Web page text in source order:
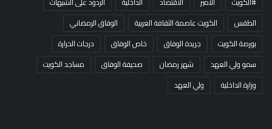
الطقس
الكويت عاصمة الثقافة العربية
الوفاق الرمضاني
بورصة الكويت
جريدة الوفاق خاص الوفاق
درجات الحرارة
سمو ولي العهد
شهر رمضان صحيفة الوفاق
مساجد الكويت
وزارة الداخلية
ولي العهد